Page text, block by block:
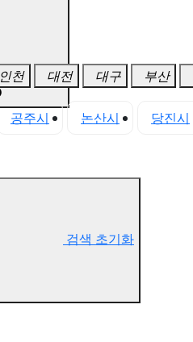
인천 대전 대구 부산
공주시 논산시 당진시
검색 초기화